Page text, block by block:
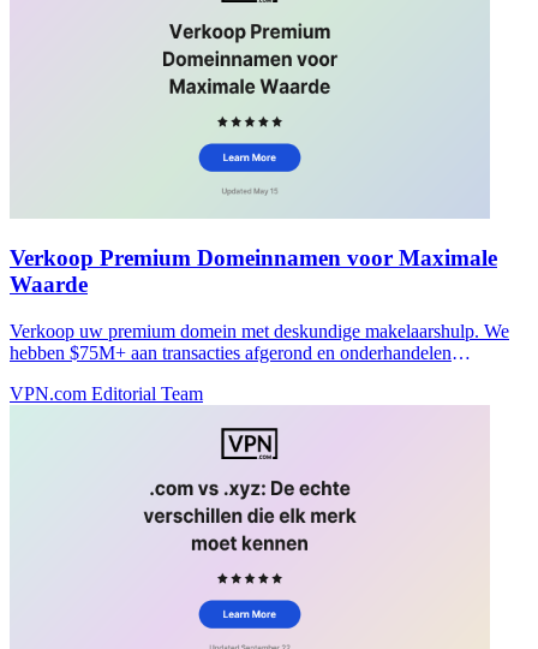
Verkoop Premium Domeinnamen voor Maximale
Waarde
Verkoop uw premium domein met deskundige makelaarshulp. We
hebben $75M+ aan transacties afgerond en onderhandelen
VPN.com Editorial Team